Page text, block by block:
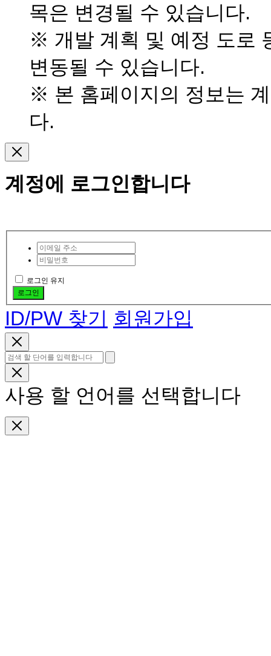
목은 변경될 수 있습니다.
※ 개발 계획 및 예정 도로
변동될 수 있습니다.
※ 본 홈페이지의 정보는
다.
계정에 로그인합니다
로그인 유지
로그인
ID/PW 찾기 회원가입
사용 할 언어를 선택합니다